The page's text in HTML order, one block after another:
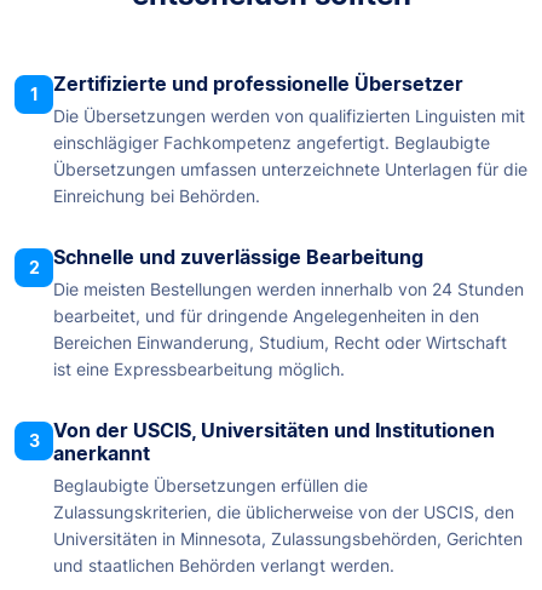
1 Zertifizierte und professionelle Übersetzer
Die Übersetzungen werden von qualifizierten Linguisten mit
einschlägiger Fachkompetenz angefertigt. Beglaubigte
Übersetzungen umfassen unterzeichnete Unterlagen für die
Einreichung bei Behörden.
2 Schnelle und zuverlässige Bearbeitung
Die meisten Bestellungen werden innerhalb von 24 Stunden
bearbeitet, und für dringende Angelegenheiten in den
Bereichen Einwanderung, Studium, Recht oder Wirtschaft
ist eine Expressbearbeitung möglich.
3
Von der USCIS, Universitäten und Institutionen
anerkannt
Beglaubigte Übersetzungen erfüllen die
Zulassungskriterien, die üblicherweise von der USCIS, den
Universitäten in Minnesota, Zulassungsbehörden, Gerichten
und staatlichen Behörden verlangt werden.